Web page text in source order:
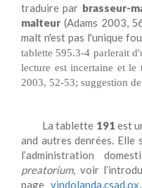
traduire par brasseur-
malteur (Adams 2003,
malt n'est pas l'unique
tablette 595.3-4 parlerait
lecture est incertaine et le
2003, 52-53; suggestion
La tablette 191 est
and autres denrées. Elle
l’administration
preatorium, voir
page